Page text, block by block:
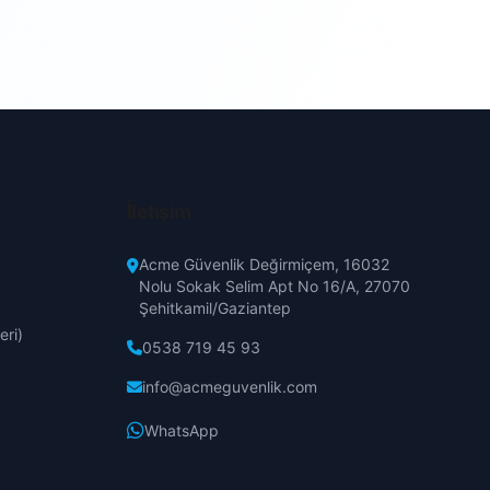
Acme Güvenlik Değirmiçem, 16032
Nolu Sokak Selim Apt No 16/A, 27070
Şehitkamil/Gaziantep
0538 719 45 93
info@acmeguvenlik.com
WhatsApp